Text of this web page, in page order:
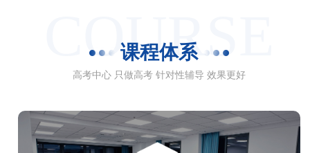
COURSE
课程体系
高考中心 只做高考 针对性辅导 效果更好